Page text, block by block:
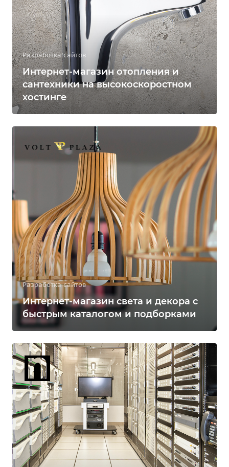
Разработка сайтов
Интернет-магазин отопления и
сантехники на высокоскоростном
хостинге
Разработка сайтов
Интернет-магазин света и декора с
быстрым каталогом и подборками